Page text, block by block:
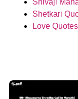
Shetkari
Love